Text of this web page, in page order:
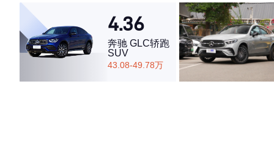
4.36
奔驰 GLC轿跑
SUV
43.08-49.78万